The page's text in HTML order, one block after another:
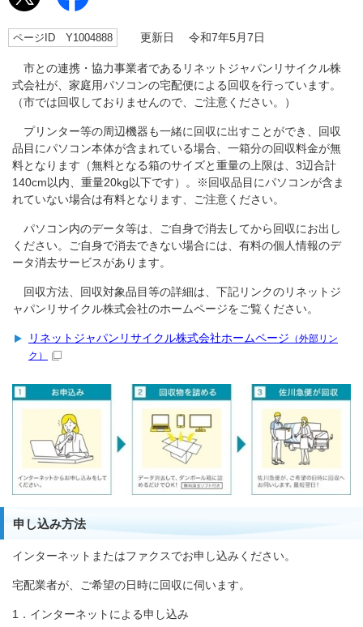
ページID Y1004888 更新日 令和7年5月7日
市との連携・協力事業者であるリネットジャパンリサイクル株
式会社が、家庭用パソコンの宅配便による回収を行っています。
（市では回収しておりませんので、ご注意ください。）
プリンター等の周辺機器も一緒に回収に出すことができ、回収
品目にパソコン本体が含まれている場合、一箱分の回収料金が無
料となります（無料となる箱のサイズと重量の上限は、3辺合計
140cm以内、重量20kg以下です）。※回収品目にパソコンが含ま
れていない場合は有料となります、ご注意ください。
パソコン内のデータ等は、ご自身で消去してから回収にお出し
ください。ご自身で消去できない場合には、有料の個人情報のデ
ータ消去サービスがあります。
回収方法、回収対象品目等の詳細は、下記リンクのリネットジ
ャパンリサイクル株式会社のホームページをご覧ください。
リネットジャパンリサイクル株式会社ホームページ （外部リン
ク）
申し込み方法
インターネットまたはファクスでお申し込みください。
宅配業者が、ご希望の日時に回収に伺います。
1．インターネットによる申し込み